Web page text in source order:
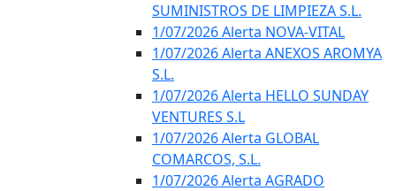
SUMINISTROS DE LIMPIEZA S.L.
1/07/2026 Alerta NOVA-VITAL
1/07/2026 Alerta ANEXOS AROMYA
S.L.
1/07/2026 Alerta HELLO SUNDAY
VENTURES S.L
1/07/2026 Alerta GLOBAL
COMARCOS, S.L.
1/07/2026 Alerta AGRADO